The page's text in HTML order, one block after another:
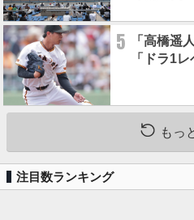
5
「高橋遥
「ドラ1
もっ
注目数ランキング